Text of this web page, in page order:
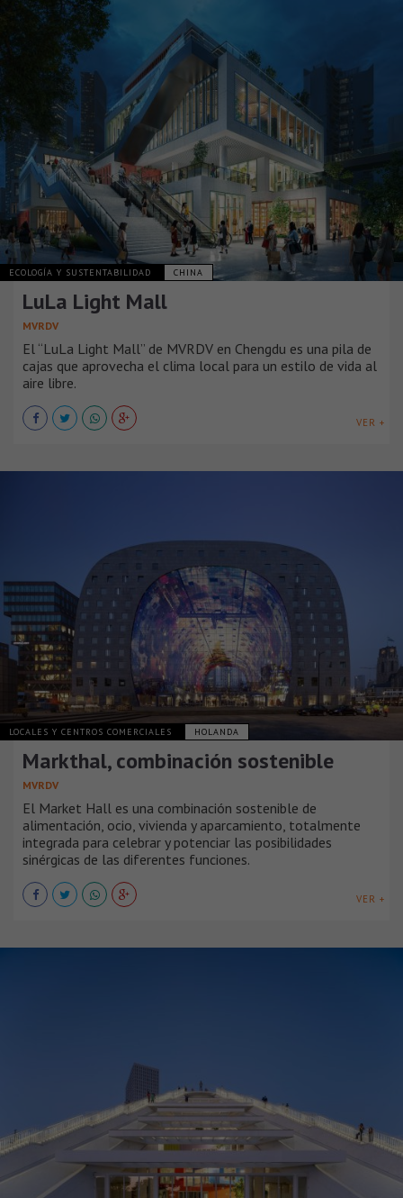
ECOLOGÍA Y SUSTENTABILIDAD CHINA
LuLa Light Mall
MVRDV
El “LuLa Light Mall” de MVRDV en Chengdu es una pila de
cajas que aprovecha el clima local para un estilo de vida al
aire libre.
VER +
LOCALES Y CENTROS COMERCIALES HOLANDA
Markthal, combinación sostenible
MVRDV
El Market Hall es una combinación sostenible de
alimentación, ocio, vivienda y aparcamiento, totalmente
integrada para celebrar y potenciar las posibilidades
sinérgicas de las diferentes funciones.
VER +